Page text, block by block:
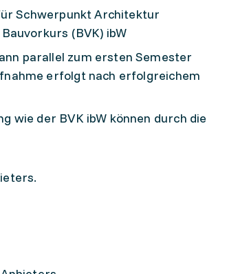
Schwerpunkt Architektur
(BVK) ibW
parallel zum ersten Semester
erfolgt nach erfolgreichem
wie der BVK ibW können durch die